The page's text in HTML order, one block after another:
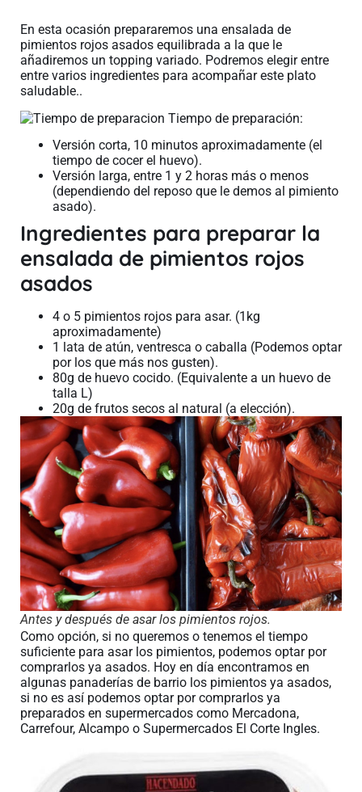
En esta ocasión prepararemos una ensalada de
pimientos rojos asados equilibrada a la que le
añadiremos un topping variado. Podremos elegir entre
entre varios ingredientes para acompañar este plato
saludable..
Tiempo de preparación:
Versión corta, 10 minutos aproximadamente (el
tiempo de cocer el huevo).
Versión larga, entre 1 y 2 horas más o menos
(dependiendo del reposo que le demos al pimiento
asado).
Ingredientes para preparar la
ensalada de pimientos rojos
asados
4 o 5 pimientos rojos para asar. (1kg
aproximadamente)
1 lata de atún, ventresca o caballa (Podemos optar
por los que más nos gusten).
80g de huevo cocido. (Equivalente a un huevo de
talla L)
20g de frutos secos al natural (a elección).
Antes y después de asar los pimientos rojos.
Como opción, si no queremos o tenemos el tiempo
suficiente para asar los pimientos, podemos optar por
comprarlos ya asados. Hoy en día encontramos en
algunas panaderías de barrio los pimientos ya asados,
si no es así podemos optar por comprarlos ya
preparados en supermercados como Mercadona,
Carrefour, Alcampo o Supermercados El Corte Ingles.